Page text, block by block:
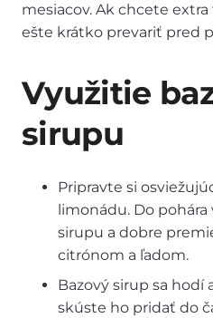
mesiacov. Ak chcete
ešte krátko prevariť pred
Využitie
sirupu
Pripravte si
limonádu. Do
sirupu a dobre
citrónom a ľadom.
Bazový sirup sa hodí
skúste ho pridať do